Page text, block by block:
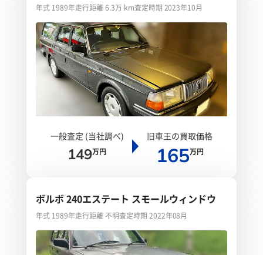
年式 1989年走行距離 6.3万 km査定時期 2023年10月
一般査定 (当社調べ)
149万円
旧車王の買取価格
165万円
ボルボ 240エステート スモールウィンドウ
年式 1989年走行距離 不明査定時期 2022年08月